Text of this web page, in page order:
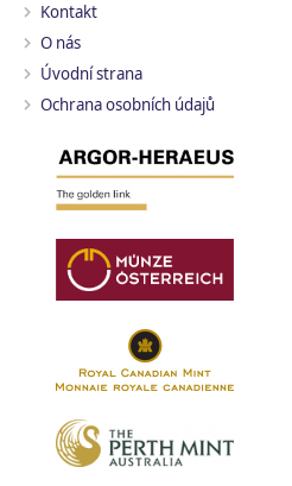
Kontakt
O nás
Úvodní strana
Ochrana osobních údajů